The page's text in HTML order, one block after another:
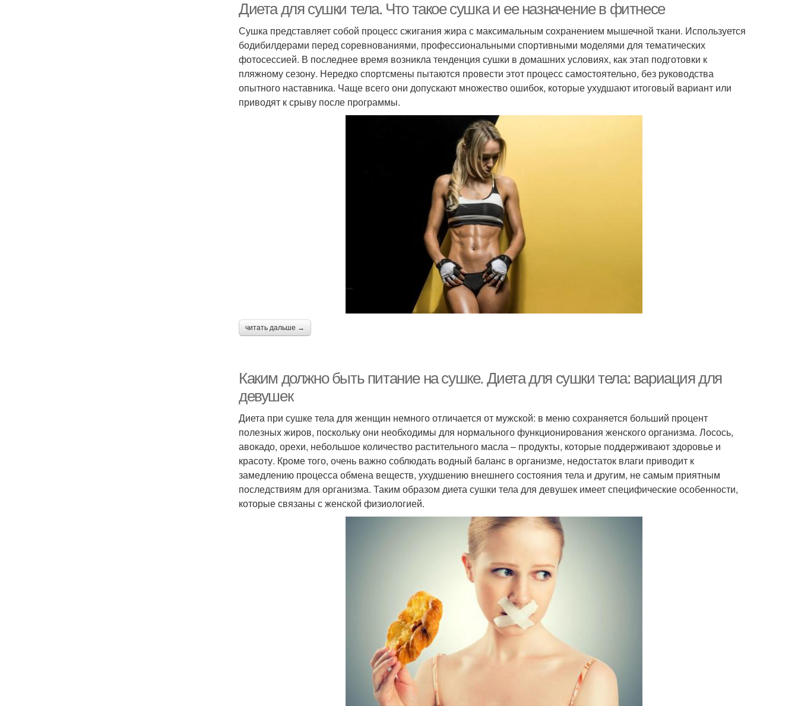
Диета для сушки тела. Что такое сушка и ее назначение в фитнесе
Сушка представляет собой процесс сжигания жира с максимальным сохранением мышечной ткани. Используется
бодибилдерами перед соревнованиями, профессиональными спортивными моделями для тематических
фотосессией. В последнее время возникла тенденция сушки в домашних условиях, как этап подготовки к
пляжному сезону. Нередко спортсмены пытаются провести этот процесс самостоятельно, без руководства
опытного наставника. Чаще всего они допускают множество ошибок, которые ухудшают итоговый вариант или
приводят к срыву после программы.
читать дальше →
Каким должно быть питание на сушке. Диета для сушки тела: вариация для
девушек
Диета при сушке тела для женщин немного отличается от мужской: в меню сохраняется больший процент
полезных жиров, поскольку они необходимы для нормального функционирования женского организма. Лосось,
авокадо, орехи, небольшое количество растительного масла – продукты, которые поддерживают здоровье и
красоту. Кроме того, очень важно соблюдать водный баланс в организме, недостаток влаги приводит к
замедлению процесса обмена веществ, ухудшению внешнего состояния тела и другим, не самым приятным
последствиям для организма. Таким образом диета сушки тела для девушек имеет специфические особенности,
которые связаны с женской физиологией.